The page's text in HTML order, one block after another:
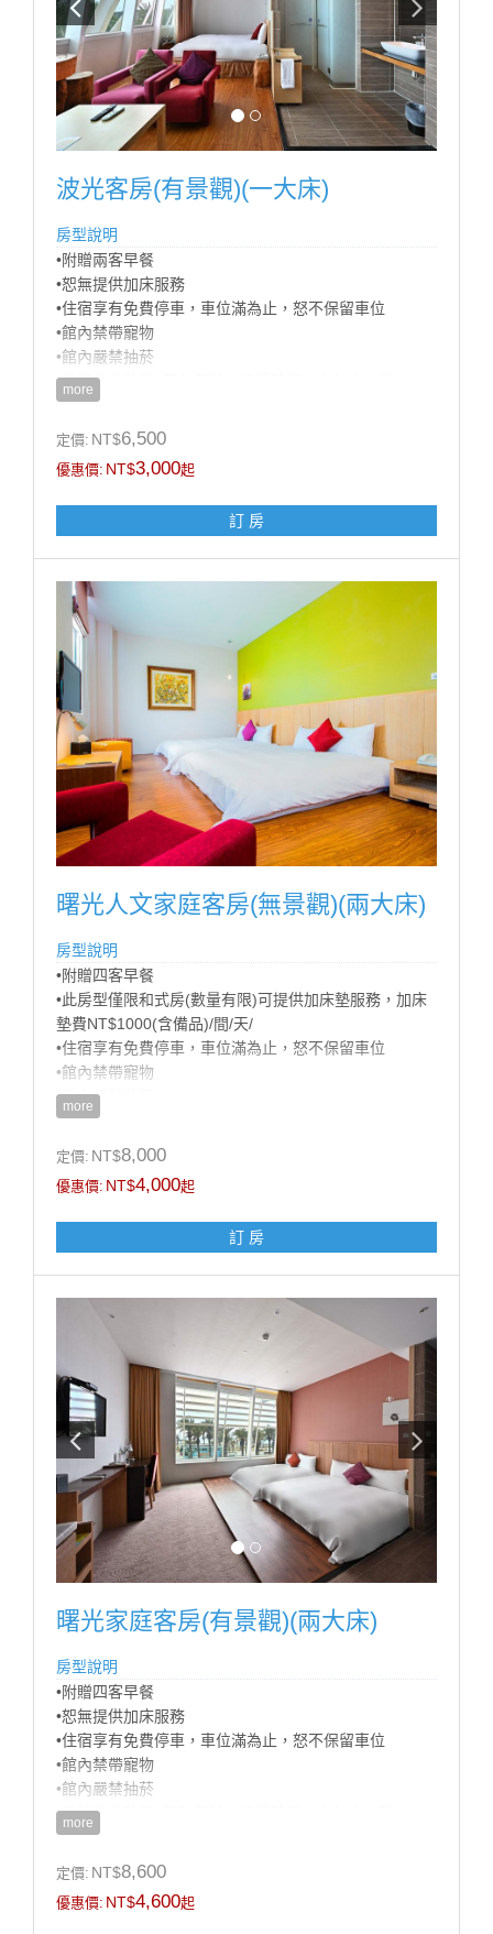
房型設備
波光客房(有景觀)(一大床)
房型說明
•附贈兩客早餐
•恕無提供加床服務
•住宿享有免費停車，車位滿為止，怒不保留車位
•館內禁帶寵物
•館內嚴禁抽菸
•登記入住時間: 下午四時；退房時間：中午十一時
•商務合約價不適用官網訂房，請來電預訂，訂房專線
07-5721818
不再提供一次性備品及瓶裝水
* Panasonic吹風機
* 個人保險箱
* 全區無線上網
* 國內外多頻道電視
* 乾濕分離衛浴設備
房型設備
more
定價: NT$6,500
優惠價: NT$3,000起
訂 房
曙光人文家庭客房(無景觀)(兩大床)
房型說明
•附贈四客早餐
•此房型僅限和式房(數量有限)可提供加床墊服務，加床
墊費NT$1000(含備品)/間/天/
•住宿享有免費停車，車位滿為止，怒不保留車位
•館內禁帶寵物
•館內嚴禁抽菸
•登記入住時間: 下午四時；退房時間：中午十一時
•商務合約價不適用官網訂房，請來電預訂，訂房專線
07-5721818
•為響應環保及配合政府政策自2025年1月1日起本集團
不再提供一次性備品及瓶裝水
房型設施介紹
床規: 兩大床(180cm X 200 cm)/12坪
* Panasonic 平面液晶電視
* Panasonic吹風機
* 個人保險箱
* 全區無線上網
* 國內外多頻道電視
* 乾濕分離衛浴設備
房型設備
more
定價: NT$8,000
優惠價: NT$4,000起
訂 房
曙光家庭客房(有景觀)(兩大床)
房型說明
•附贈四客早餐
•恕無提供加床服務
•住宿享有免費停車，車位滿為止，怒不保留車位
•館內禁帶寵物
•館內嚴禁抽菸
•登記入住時間: 下午四時；退房時間：中午十一時
•商務合約價不適用官網訂房，請來電預訂，訂房專線
07-5721818
•為響應環保及配合政府政策自2025年1月1日起本集團
不再提供一次性備品及瓶裝水
more
定價: NT$8,600
優惠價: NT$4,600起